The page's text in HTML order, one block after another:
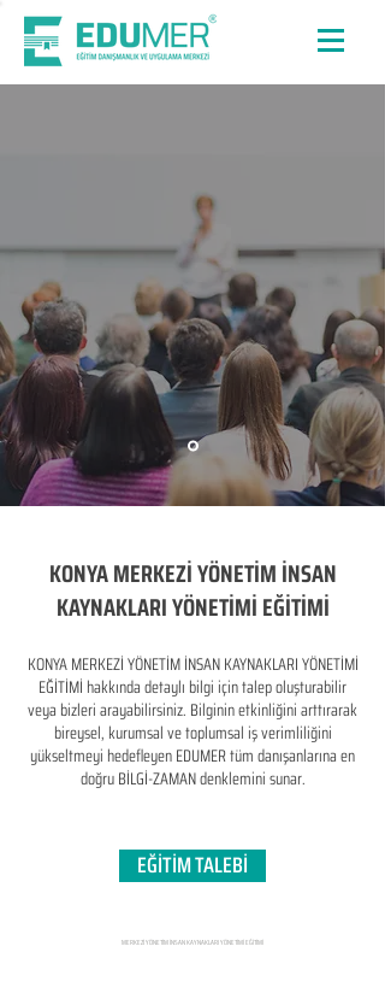
KONYA MERKEZİ YÖNETİM İNSAN
KAYNAKLARI YÖNETİMİ EĞİTİMİ
KONYA MERKEZİ YÖNETİM İNSAN KAYNAKLARI YÖNETİMİ
EĞİTİMİ hakkında detaylı bilgi için talep oluşturabilir
veya bizleri arayabilirsiniz. Bilginin etkinliğini arttırarak
bireysel, kurumsal ve toplumsal iş verimliliğini
yükseltmeyi hedefleyen​ EDUMER tüm danışanlarına en
doğru BİLGİ-ZAMAN denklemini sunar.
EĞİTİM TALEBİ
MERKEZİ YÖNETİM İNSAN KAYNAKLARI YÖNETİMİ EĞİTİMİ